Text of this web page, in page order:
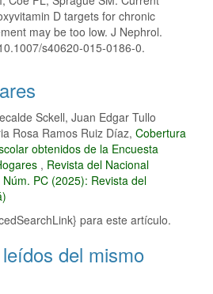
D targets for chronic
may be too low. J Nephrol.
s40620-015-0186-0.
Sckell, Juan Edgar Tullo
Rosa Ramos Ruiz Díaz, Cobertura
obtenidos de la Encuesta
, Revista del Nacional
PC (2025): Revista del
para este artículo.
del mismo